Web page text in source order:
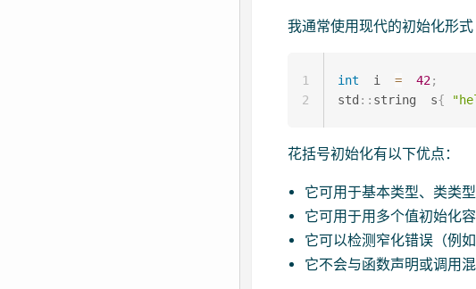
我通常使用现代的初始化形
int
  i
= 42;
std :: string  s{
1
2
花括号初始化有以下优点：
它可用于基本类型、类类
它可用于用多个值初始化容
它可以检测窄化错误（例
它不会与函数声明或调用混